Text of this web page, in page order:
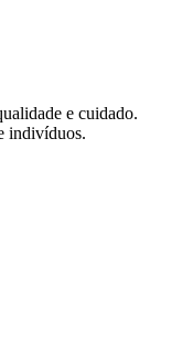
e cuidado.
indivíduos.